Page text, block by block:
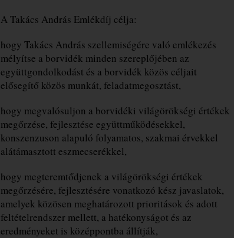
A Takács András Emlékdíj célja:
hogy Takács András szellemiségére való emlékezés
mélyítse a borvidék minden szereplőjében az
együttgondolkodást és a borvidék közös céljait
elősegítő közös munkát, feladatmegosztást,
hogy megvalósuljon a borvidéki világörökségi értékek
megőrzése, fejlesztése együttműködésekkel,
konszenzuson alapuló folyamatos, szakmai érvekkel
alátámasztott eszmecserékkel,
hogy megteremtődjenek a világörökségi értékek
megőrzésére, fejlesztésére vonatkozó kész javaslatok,
amelyek közösen meghatározott prioritások és adott
feltételrendszer mellett, a hatékonyságot és az
eredményeket is középpontba állítják,